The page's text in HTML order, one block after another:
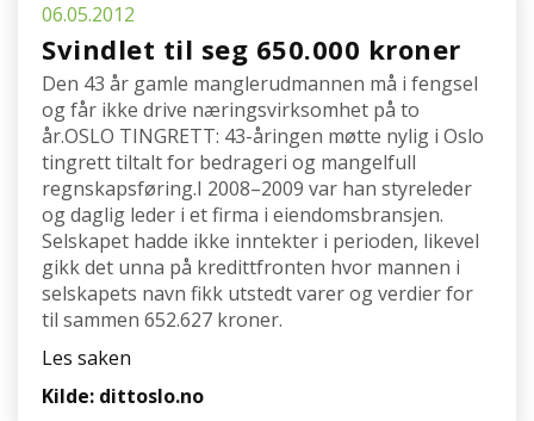
06.05.2012
Svindlet til seg 650.000 kroner
Den 43 år gamle manglerudmannen må i fengsel
og får ikke drive næringsvirksomhet på to
år.OSLO TINGRETT: 43-åringen møtte nylig i Oslo
tingrett tiltalt for bedrageri og mangelfull
regnskapsføring.I 2008–2009 var han styreleder
og daglig leder i et firma i eiendomsbransjen.
Selskapet hadde ikke inntekter i perioden, likevel
gikk det unna på kredittfronten hvor mannen i
selskapets navn fikk utstedt varer og verdier for
til sammen 652.627 kroner.
Les saken
Kilde: dittoslo.no